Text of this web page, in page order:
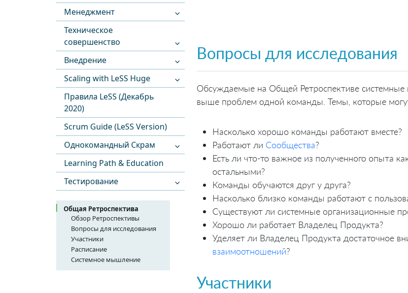
Менеджмент
Техническое
совершенство
Внедрение
Scaling with LeSS Huge
Правила LeSS (Декабрь
2020)
Scrum Guide (LeSS Version)
Однокомандный Скрам
Learning Path & Education
Тестирование
Общая Ретроспектива
Обзор Ретроспективы
Вопросы для исследования
Участники
Расписание
Системное мышление
Вопросы для исследования
Обсуждаемые на Общей Ретроспективе системные
выше проблем одной команды. Темы, которые
Насколько хорошо команды работают вместе?
Работают ли Сообщества?
Есть ли что-то важное из полученного опыта
остальными?
Команды обучаются друг у друга?
Насколько близко команды работают с
Существуют ли системные организационные
Хорошо ли работает Владелец Продукта?
Уделяет ли Владелец Продукта достаточное
взаимоотношений?
Участники